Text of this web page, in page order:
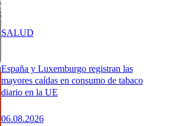
España y Luxemburgo registran las
mayores caídas en consumo de tabaco
diario en la UE
06.08.2026
SALUD